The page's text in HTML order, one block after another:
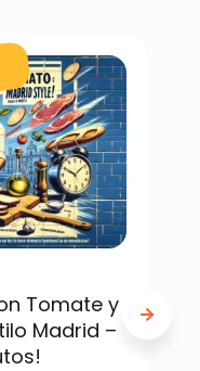
Tomate y
Madrid –